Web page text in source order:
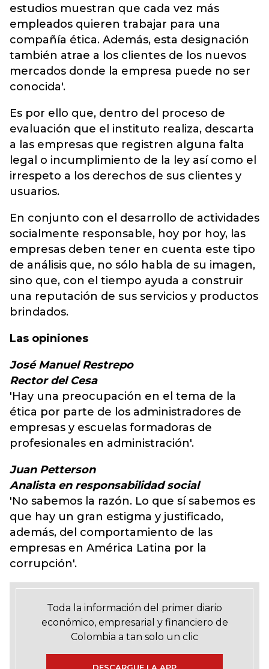
estudios muestran que cada vez más
empleados quieren trabajar para una
compañía ética. Además, esta designación
también atrae a los clientes de los nuevos
mercados donde la empresa puede no ser
conocida'.
Es por ello que, dentro del proceso de
evaluación que el instituto realiza, descarta
a las empresas que registren alguna falta
legal o incumplimiento de la ley así como el
irrespeto a los derechos de sus clientes y
usuarios.
En conjunto con el desarrollo de actividades
socialmente responsable, hoy por hoy, las
empresas deben tener en cuenta este tipo
de análisis que, no sólo habla de su imagen,
sino que, con el tiempo ayuda a construir
una reputación de sus servicios y productos
brindados.
Las opiniones
José Manuel Restrepo
Rector del Cesa
'Hay una preocupación en el tema de la
ética por parte de los administradores de
empresas y escuelas formadoras de
profesionales en administración'.
Juan Petterson
Analista en responsabilidad social
'No sabemos la razón. Lo que sí sabemos es
que hay un gran estigma y justificado,
además, del comportamiento de las
empresas en América Latina por la
corrupción'.
Toda la información del primer diario
económico, empresarial y financiero de
Colombia a tan solo un clic